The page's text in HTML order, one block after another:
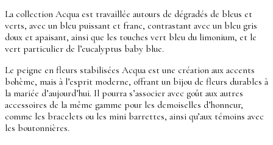
La collection Acqua est travaillée autours de dégradés de bleus et
verts, avec un bleu puissant et franc, contrastant avec un bleu gris
doux et apaisant, ainsi que les touches vert bleu du limonium, et le
vert particulier de l’eucalyptus baby blue.
Le peigne en fleurs stabilisées Acqua est une création aux accents
bohème, mais à l’esprit moderne, offrant un bijou de fleurs durables à
la mariée d’aujourd’hui. Il pourra s’associer avec goût aux autres
accessoires de la même gamme pour les demoiselles d’honneur,
comme les bracelets ou les mini barrettes, ainsi qu’aux témoins avec
les boutonnières.